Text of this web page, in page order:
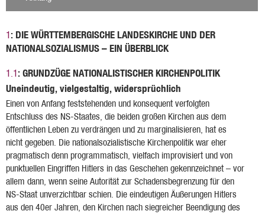
1: DIE WÜRTTEMBERGISCHE LANDESKIRCHE UND DER
NATIONALSOZIALISMUS – EIN ÜBERBLICK
1.1: GRUNDZÜGE NATIONALISTISCHER KIRCHENPOLITIK
Uneindeutig, vielgestaltig, widersprüchlich
Einen von Anfang feststehenden und konsequent verfolgten
Entschluss des NS-Staates, die beiden großen Kirchen aus dem
öffentlichen Leben zu verdrängen und zu marginalisieren, hat es
nicht gegeben. Die nationalsozialistische Kirchenpolitik war eher
pragmatisch denn programmatisch, vielfach improvisiert und von
punktuellen Eingriffen Hitlers in das Geschehen gekennzeichnet – vor
allem dann, wenn seine Autorität zur Schadensbegrenzung für den
NS-Staat unverzichtbar schien. Die eindeutigen Äußerungen Hitlers
aus den 40er Jahren, den Kirchen nach siegreicher Beendigung des